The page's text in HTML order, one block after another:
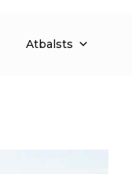
Atbalsts